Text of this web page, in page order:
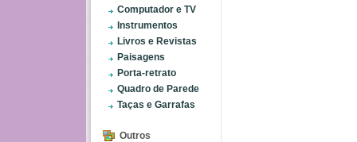
Computador e TV
Instrumentos
Livros e Revistas
Paisagens
Porta-retrato
Quadro de Parede
Taças e Garrafas
Outros